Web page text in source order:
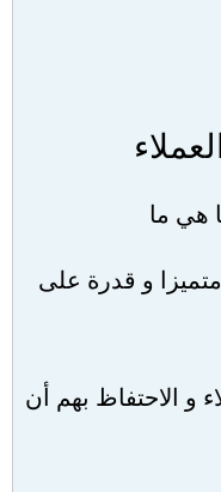
هي ما
و قدرة على
و الاحتفاظ بهم أن